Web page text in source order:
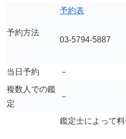
予約方法
予約表
03-5794-5887
当日予約
－
複数人での鑑
定
－
鑑定士によって